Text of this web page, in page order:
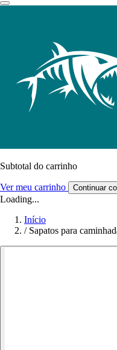
Subtotal do carrinho
Ver meu carrinho Continuar
Loading...
Início
/ Sapatos para